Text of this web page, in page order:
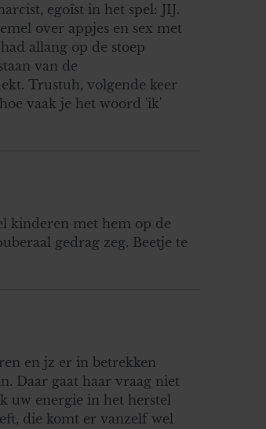
egoïst in het spel: JIJ.
over appjes en sex met
allang op de stoep
van de
Trustuh, volgende keer
vaak je het woord 'ik'
kinderen met hem op de
gedrag zeg. Beetje te
en jz er in betrekken
Daar gaat haar vraag niet
uw energie in het herstel
die komt er vanzelf wel